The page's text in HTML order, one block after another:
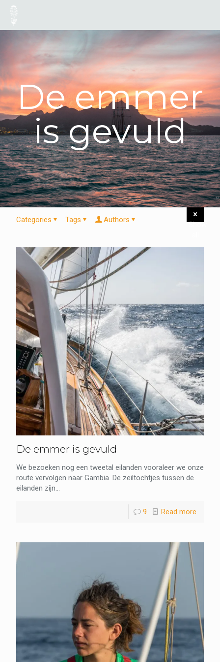
De emmer
is gevuld
Categories Tags Authors
Show
De emmer is gevuld
We bezoeken nog een tweetal eilanden vooraleer we onze
route vervolgen naar Gambia. De zeiltochtjes tussen de
eilanden zijn...
9 Read more